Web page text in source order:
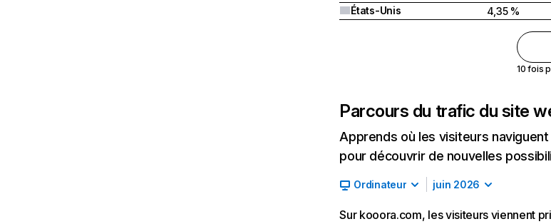
États-Unis
4,35 %
10 fois
Parcours du trafic du site
Apprends où les visiteurs
pour découvrir de nouvelles
Ordinateur juin 2026
Sur kooora.com, les visiteurs viennent